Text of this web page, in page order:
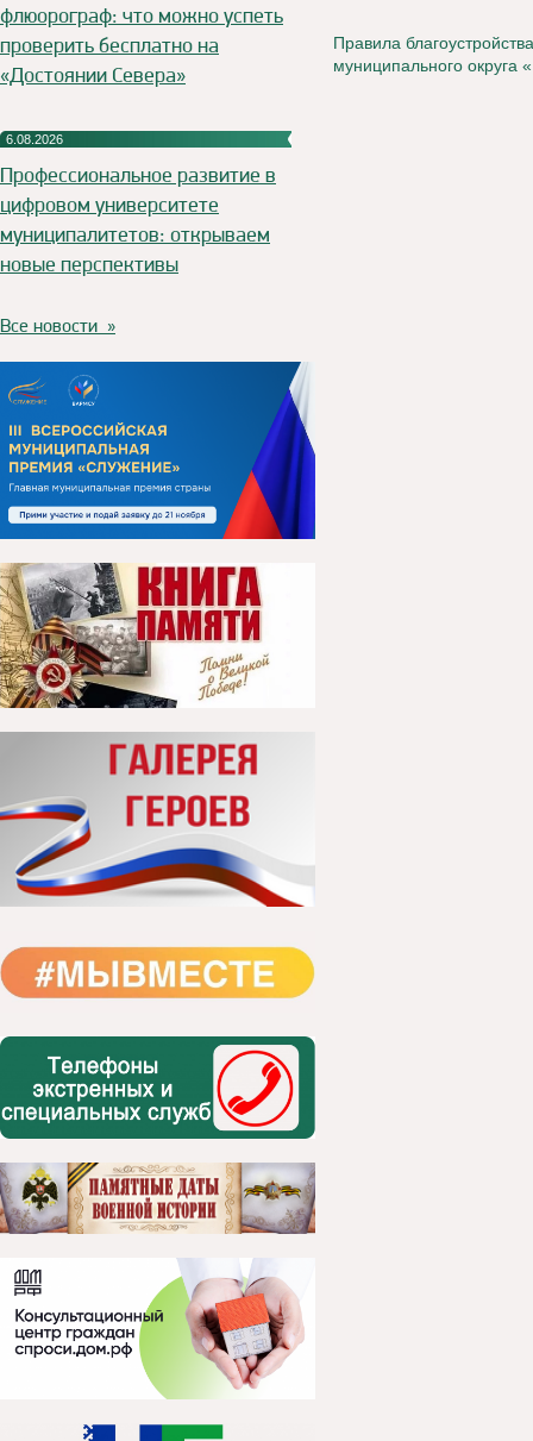
флюорограф: что можно успеть
проверить бесплатно на
«Достоянии Севера»
6.08.2026
Профессиональное развитие в
цифровом университете
муниципалитетов: открываем
новые перспективы
Все новости »
Правила
муниципального округа